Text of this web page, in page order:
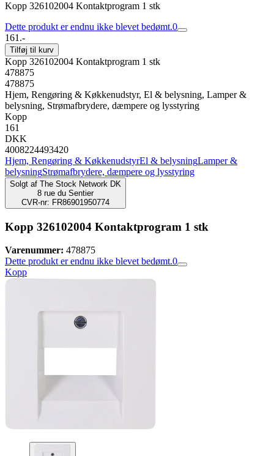
Kopp 326102004 Kontaktprogram 1 stk
Dette produkt er endnu ikke blevet bedømt.0
161.-
Tilføj til kurv
Kopp 326102004 Kontaktprogram 1 stk
478875
478875
Hjem, Rengøring & Køkkenudstyr, El & belysning, Lamper &
belysning, Strømafbrydere, dæmpere og lysstyring
Kopp
161
DKK
4008224493420
Hjem, Rengøring & KøkkenudstyrEl & belysningLamper &
belysningStrømafbrydere, dæmpere og lysstyring
Solgt af The Stock Network DK
8 rue du Sentier
CVR-nr: FR86901950774
Kopp 326102004 Kontaktprogram 1 stk
Varenummer: 478875
Dette produkt er endnu ikke blevet bedømt.0
Kopp